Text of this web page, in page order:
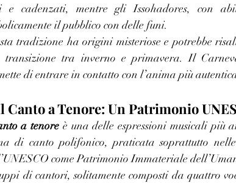
e cadenzati, mentre gli Issohadores, con
il pubblico con delle funi.
tradizione ha origini misteriose e potrebbe
tra inverno e primavera. Il
di entrare in contatto con l’anima più
Canto a Tenore: Un Patrimonio
a tenore è una delle espressioni musicali più
di canto polifonico, praticata soprattutto
come Patrimonio Immateriale
di cantori, solitamente composti da quattro